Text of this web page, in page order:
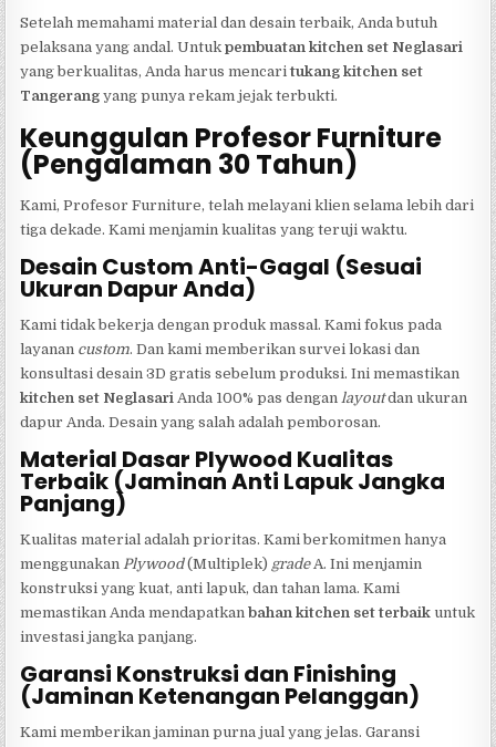
Setelah memahami material dan desain terbaik, Anda butuh
pelaksana yang andal. Untukpembuatan kitchen set Neglasari
yang berkualitas, Anda harus mencaritukang kitchen set
Tangerang yang punya rekam jejak terbukti.
Keunggulan Profesor Furniture
(Pengalaman 30 Tahun)
Kami, Profesor Furniture, telah melayani klien selama lebih dari
tiga dekade. Kami menjamin kualitas yang teruji waktu.
Desain Custom Anti-Gagal (Sesuai
Ukuran Dapur Anda)
Kami tidak bekerja dengan produk massal. Kami fokus pada
layanan custom. Dan kami memberikan survei lokasi dan
konsultasi desain 3D gratis sebelum produksi. Ini memastikan
kitchen set Neglasari Anda 100% pas denganlayoutdan ukuran
dapur Anda. Desain yang salah adalah pemborosan.
Material Dasar Plywood Kualitas
Terbaik (Jaminan Anti Lapuk Jangka
Panjang)
Kualitas material adalah prioritas. Kami berkomitmen hanya
menggunakanPlywood(Multiplek) gradeA. Ini menjamin
konstruksi yang kuat, anti lapuk, dan tahan lama. Kami
memastikan Anda mendapatkanbahan kitchen set terbaik untuk
investasi jangka panjang.
Garansi Konstruksi dan Finishing
(Jaminan Ketenangan Pelanggan)
Kami memberikan jaminan purna jual yang jelas. Garansi